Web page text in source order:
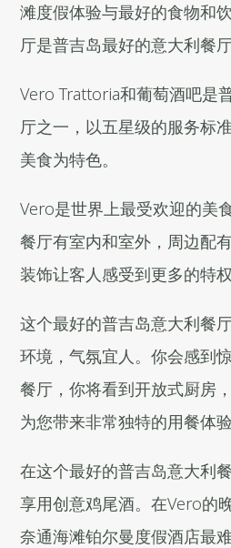
滩度假体验与最好的食物和
厅是普吉岛最好的意大利餐厅
Vero Trattoria和葡萄酒吧是
厅之一，以五星级的服务标
美食为特色。
Vero是世界上最受欢迎的美
餐厅有室内和室外，周边配
装饰让客人感受到更多的特权
这个最好的普吉岛意大利餐
环境，气氛宜人。你会感到
餐厅，你将看到开放式厨房
为您带来非常独特的用餐体验
在这个最好的普吉岛意大利
享用创意鸡尾酒。在Vero的
奈通海滩铂尔曼度假酒店最